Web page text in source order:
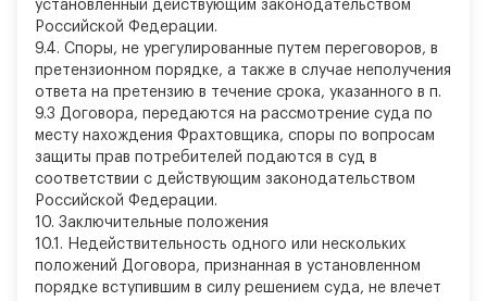
установленный действующим законодательством
Российской Федерации.
9.4. Споры, не урегулированные путем переговоров, в
претензионном порядке, а также в случае неполучения
ответа на претензию в течение срока, указанного в п.
9.3 Договора, передаются на рассмотрение суда по
месту нахождения Фрахтовщика, споры по вопросам
защиты прав потребителей подаются в суд в
соответствии с действующим законодательством
Российской Федерации.
10. Заключительные положения
10.1. Недействительность одного или нескольких
положений Договора, признанная в установленном
порядке вступившим в силу решением суда, не влечет